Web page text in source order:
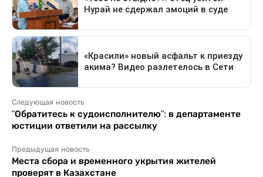
Следующая новость
"Обратитесь к судоисполнителю": в департаменте
юстиции ответили на рассылку
Предыдущая новость
Места сбора и временного укрытия жителей
проверят в Казахстане